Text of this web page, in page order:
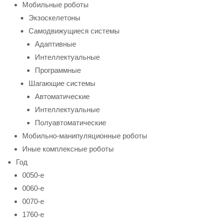
Мобильные роботы
Экзоскелетоны
Самодвижущиеся системы
Адаптивные
Интеллектуальные
Программные
Шагающие системы
Автоматические
Интеллектуальные
Полуавтоматические
Мобильно-манипуляционные роботы
Иные комплексные роботы
Год
0050-е
0060-е
0070-е
1760-е